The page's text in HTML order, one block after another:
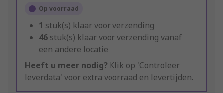
Op voorraad
1 stuk(s) klaar voor verzending
46 stuk(s) klaar voor verzending vanaf
een andere locatie
Heeft u meer nodig? Klik op 'Controleer
leverdata' voor extra voorraad en levertijden.